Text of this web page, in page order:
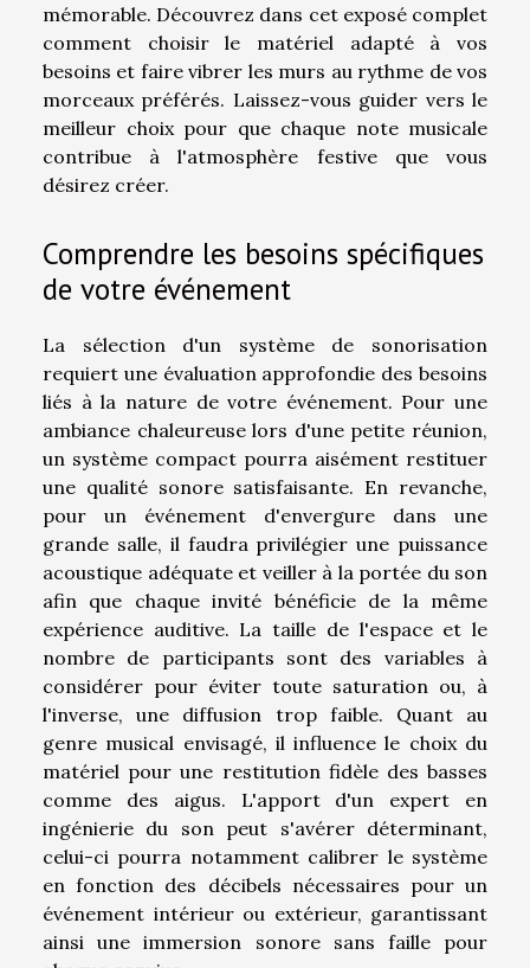
mémorable. Découvrez dans cet exposé complet
comment choisir le matériel adapté à vos
besoins et faire vibrer les murs au rythme de vos
morceaux préférés. Laissez-vous guider vers le
meilleur choix pour que chaque note musicale
contribue à l'atmosphère festive que vous
désirez créer.
Comprendre les besoins spécifiques
de votre événement
La sélection d'un système de sonorisation
requiert une évaluation approfondie des besoins
liés à la nature de votre événement. Pour une
ambiance chaleureuse lors d'une petite réunion,
un système compact pourra aisément restituer
une qualité sonore satisfaisante. En revanche,
pour un événement d'envergure dans une
grande salle, il faudra privilégier une puissance
acoustique adéquate et veiller à la portée du son
afin que chaque invité bénéficie de la même
expérience auditive. La taille de l'espace et le
nombre de participants sont des variables à
considérer pour éviter toute saturation ou, à
l'inverse, une diffusion trop faible. Quant au
genre musical envisagé, il influence le choix du
matériel pour une restitution fidèle des basses
comme des aigus. L'apport d'un expert en
ingénierie du son peut s'avérer déterminant,
celui-ci pourra notamment calibrer le système
en fonction des décibels nécessaires pour un
événement intérieur ou extérieur, garantissant
ainsi une immersion sonore sans faille pour